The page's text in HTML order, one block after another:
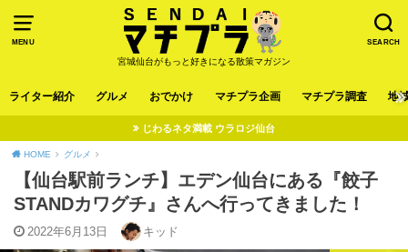
MENU SEARCH
宮城仙台がもっと好きになる散策マガジン
ライター紹介 グルメ おでかけ マチプラ企画 マチプラ調査 地
じわるネタ満載 ウラロジ仙台
HOME グルメ
【仙台駅前ランチ】エデン仙台にある『餃子
STANDカワグチ』さんへ行ってきました！
2022年6月13日 キッド